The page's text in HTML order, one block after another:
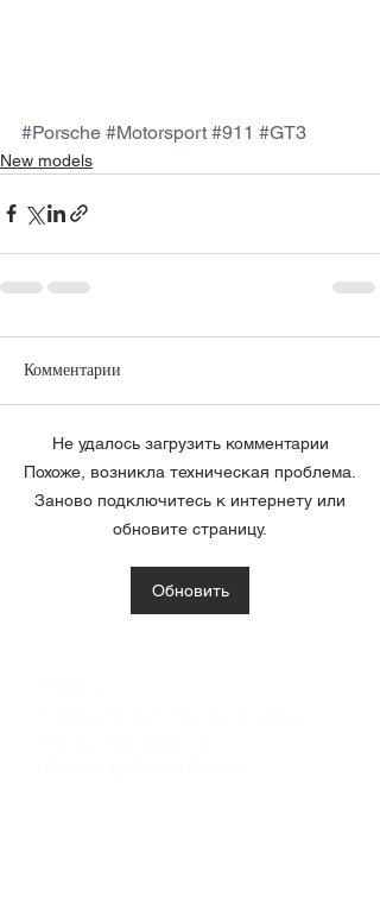
#Porsche #Motorsport #911 #GT3
New models
Комментарии
Не удалось загрузить комментарии
Похоже, возникла техническая проблема.
Заново подключитесь к интернету или
обновите страницу.
Обновить